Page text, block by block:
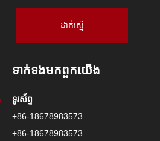
ដាក់ស្នើ
ទាក់ទង​មក​ពួក​យើង
ទូរស័ព្ទ
+86-18678983573
+86-18678983573